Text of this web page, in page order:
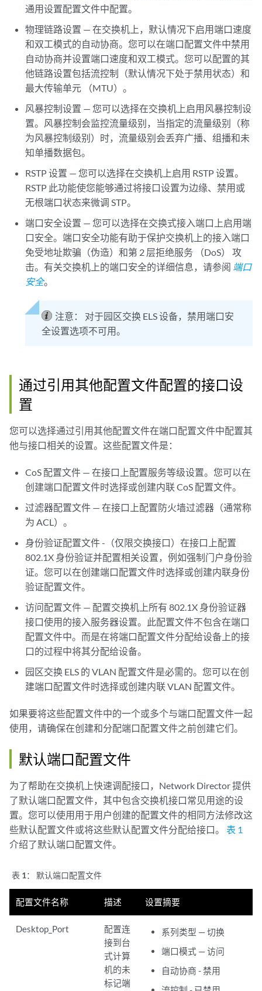
通用设置配置文件中配置。
物理链路设置 — 在交换机上，默认情况下启用端口速度
和双工模式的自动协商。您可以在端口配置文件中禁用
自动协商并设置端口速度和双工模式。您可以配置的其
他链路设置包括流控制（默认情况下处于禁用状态）和
最大传输单元 （MTU）。
风暴控制设置 — 您可以选择在交换机上启用风暴控制设
置。风暴控制会监控流量级别，当指定的流量级别（称
为风暴控制级别）时，流量级别会丢弃广播、组播和未
知单播数据包。
RSTP 设置 — 您可以选择在交换机上启用 RSTP 设置。
RSTP 此功能使您能够通过将接口设置为边缘、禁用或
无根端口状态来微调 STP。
端口安全设置 — 您可以选择在交换式接入端口上启用端
口安全。端口安全功能有助于保护交换机上的接入端口
免受地址欺骗（伪造）和第 2 层拒绝服务 （DoS） 攻
击。有关交换机上的端口安全的详细信息，请参阅 端口
安全。
注意：
对于园区交换 ELS 设备，禁用端口安
全设置选项不可用。
通过引用其他配置文件配置的接口设
置
您可以选择通过引用其他配置文件在端口配置文件中配置其
他与接口相关的设置。这些配置文件是：
CoS 配置文件 — 在接口上配置服务等级设置。您可以在
创建端口配置文件时选择或创建内联 CoS 配置文件。
过滤器配置文件 — 在接口上配置防火墙过滤器（通常称
为 ACL）。
身份验证配置文件 -（仅限交换接口）在接口上配置
802.1X 身份验证并配置相关设置，例如强制门户身份验
证。您可以在创建端口配置文件时选择或创建内联身份
验证配置文件。
访问配置文件 — 配置交换机上所有 802.1X 身份验证器
接口使用的接入服务器设置。此配置文件不包含在端口
配置文件中。而是在将端口配置文件分配给设备上的接
口的过程中将其分配给设备。
园区交换 ELS 的 VLAN 配置文件是必需的。您可以在创
建端口配置文件时选择或创建内联 VLAN 配置文件。
如果要将这些配置文件中的一个或多个与端口配置文件一起
使用，请确保在创建和分配端口配置文件之前创建它们。
默认端口配置文件
为了帮助在交换机上快速调配接口，Network Director 提供
了默认端口配置文件，其中包含交换机接口常见用途的设
置。您可以使用用于用户创建的配置文件的相同方法修改这
些默认配置文件或将这些默认配置文件分配给接口。 表 1
介绍了默认端口配置文件。
表 1： 默认端口配置文件
配置文件名称 描述 设置摘要
Desktop_Port
配置连
接到台
式计算
机的未
标记端
系列类型 — 切换
端口模式 — 访问
自动协商 - 禁用